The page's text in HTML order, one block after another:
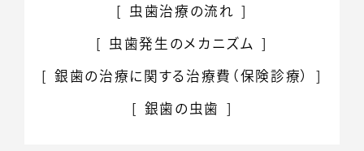
虫歯治療の流れ
虫歯発生のメカニズム
銀歯の治療に関する治療費（保険診療）
銀歯の虫歯